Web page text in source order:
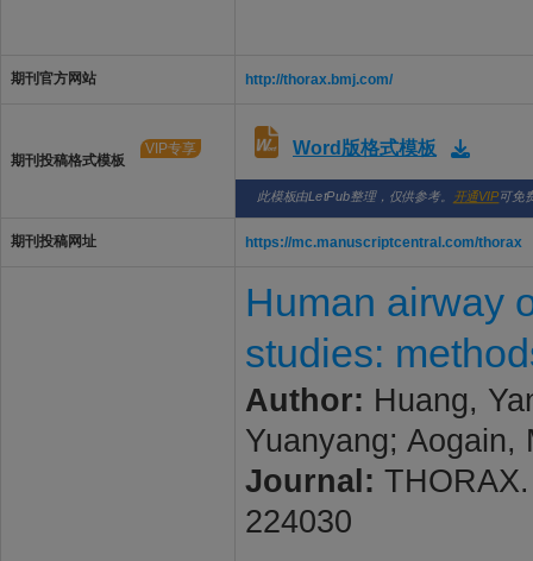
期刊官方网站 http://thorax.bmj.com/
期刊投稿格式模板
VIP专享 Word版格式模板
此模板由LetPub整理，仅供参考。 开通VIP可免
期刊投稿网址 https://mc.manuscriptcentral.com/thorax
Human airway
studies:
Author: Huang,
Yuanyang; Aogain,
Journal:
224030